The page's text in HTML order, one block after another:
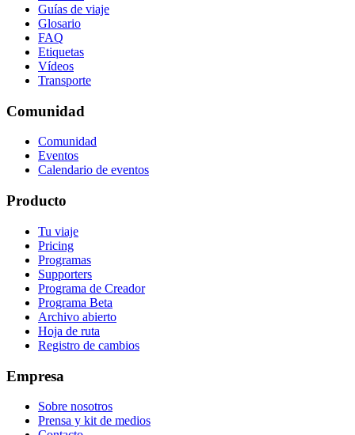
Guías de viaje
Glosario
FAQ
Etiquetas
Vídeos
Transporte
Comunidad
Comunidad
Eventos
Calendario de eventos
Producto
Tu viaje
Pricing
Programas
Supporters
Programa de Creador
Programa Beta
Archivo abierto
Hoja de ruta
Registro de cambios
Empresa
Sobre nosotros
Prensa y kit de medios